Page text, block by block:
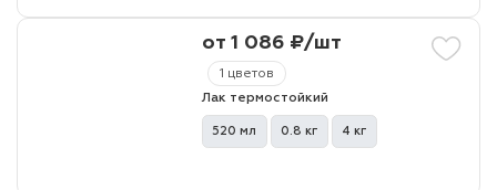
1 цветов
от 1 086 ₽/шт
Лак термостойкий
520 мл 0.8 кг 4 кг